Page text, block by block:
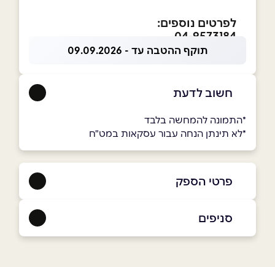
לפרטים נוספים:
תוקף ההטבה עד - 09.09.2026
חשוב לדעת
*התמונה להמחשה בלבד
*לא תינתן הנחה עבור עסקאות במט"ח
פרטי הספק
סניפים